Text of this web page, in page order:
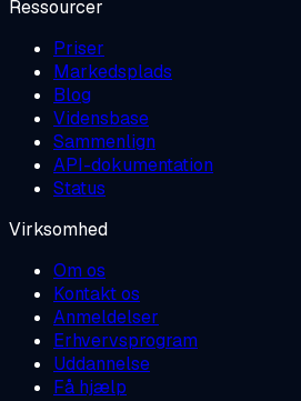
Ressourcer
Priser
Markedsplads
Blog
Vidensbase
Sammenlign
API-dokumentation
Status
Virksomhed
Om os
Kontakt os
Anmeldelser
Erhvervsprogram
Uddannelse
Få hjælp